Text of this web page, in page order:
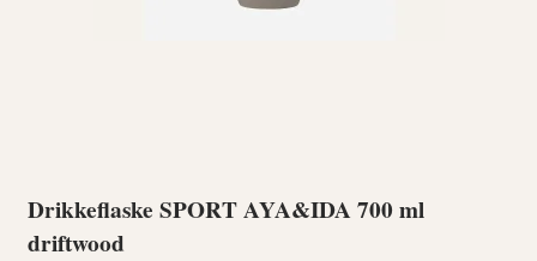
Drikkeflaske SPORT AYA&IDA 700 ml
driftwood